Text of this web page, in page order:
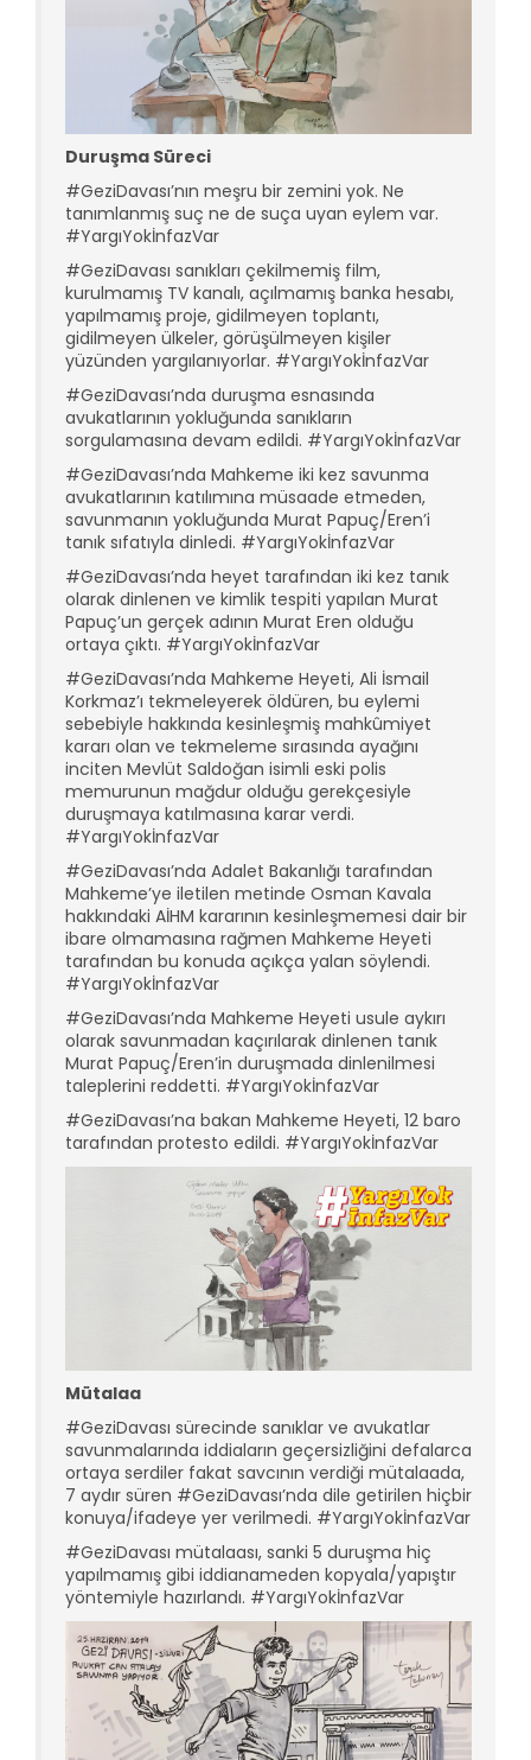
Duruşma Süreci
#GeziDavası’nın meşru bir zemini yok. Ne
tanımlanmış suç ne de suça uyan eylem var.
#YargıYokİnfazVar
#GeziDavası sanıkları çekilmemiş film,
kurulmamış TV kanalı, açılmamış banka hesabı,
yapılmamış proje, gidilmeyen toplantı,
gidilmeyen ülkeler, görüşülmeyen kişiler
yüzünden yargılanıyorlar. #YargıYokİnfazVar
#GeziDavası’nda duruşma esnasında
avukatlarının yokluğunda sanıkların
sorgulamasına devam edildi. #YargıYokİnfazVar
#GeziDavası’nda Mahkeme iki kez savunma
avukatlarının katılımına müsaade etmeden,
savunmanın yokluğunda Murat Papuç/Eren’i
tanık sıfatıyla dinledi. #YargıYokİnfazVar
#GeziDavası’nda heyet tarafından iki kez tanık
olarak dinlenen ve kimlik tespiti yapılan Murat
Papuç’un gerçek adının Murat Eren olduğu
ortaya çıktı. #YargıYokİnfazVar
#GeziDavası’nda Mahkeme Heyeti, Ali İsmail
Korkmaz’ı tekmeleyerek öldüren, bu eylemi
sebebiyle hakkında kesinleşmiş mahkûmiyet
kararı olan ve tekmeleme sırasında ayağını
inciten Mevlüt Saldoğan isimli eski polis
memurunun mağdur olduğu gerekçesiyle
duruşmaya katılmasına karar verdi.
#YargıYokİnfazVar
#GeziDavası’nda Adalet Bakanlığı tarafından
Mahkeme’ye iletilen metinde Osman Kavala
hakkındaki AİHM kararının kesinleşmemesi dair bir
ibare olmamasına rağmen Mahkeme Heyeti
tarafından bu konuda açıkça yalan söylendi.
#YargıYokİnfazVar
#GeziDavası’nda Mahkeme Heyeti usule aykırı
olarak savunmadan kaçırılarak dinlenen tanık
Murat Papuç/Eren’in duruşmada dinlenilmesi
taleplerini reddetti. #YargıYokİnfazVar
#GeziDavası’na bakan Mahkeme Heyeti, 12 baro
tarafından protesto edildi. #YargıYokİnfazVar
Mütalaa
#GeziDavası sürecinde sanıklar ve avukatlar
savunmalarında iddiaların geçersizliğini defalarca
ortaya serdiler fakat savcının verdiği mütalaada,
7 aydır süren #GeziDavası’nda dile getirilen hiçbir
konuya/ifadeye yer verilmedi. #YargıYokİnfazVar
#GeziDavası mütalaası, sanki 5 duruşma hiç
yapılmamış gibi iddianameden kopyala/yapıştır
yöntemiyle hazırlandı. #YargıYokİnfazVar